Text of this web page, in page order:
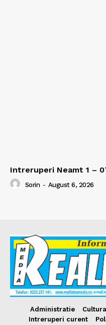
Intreruperi Neamt 1 –
Sorin - August 6, 2026
Administratie Cultura
Intreruperi curent